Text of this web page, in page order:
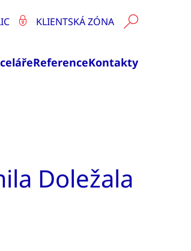
KLIENTSKÁ ZÓNA
ReferenceKontakty
Doležala